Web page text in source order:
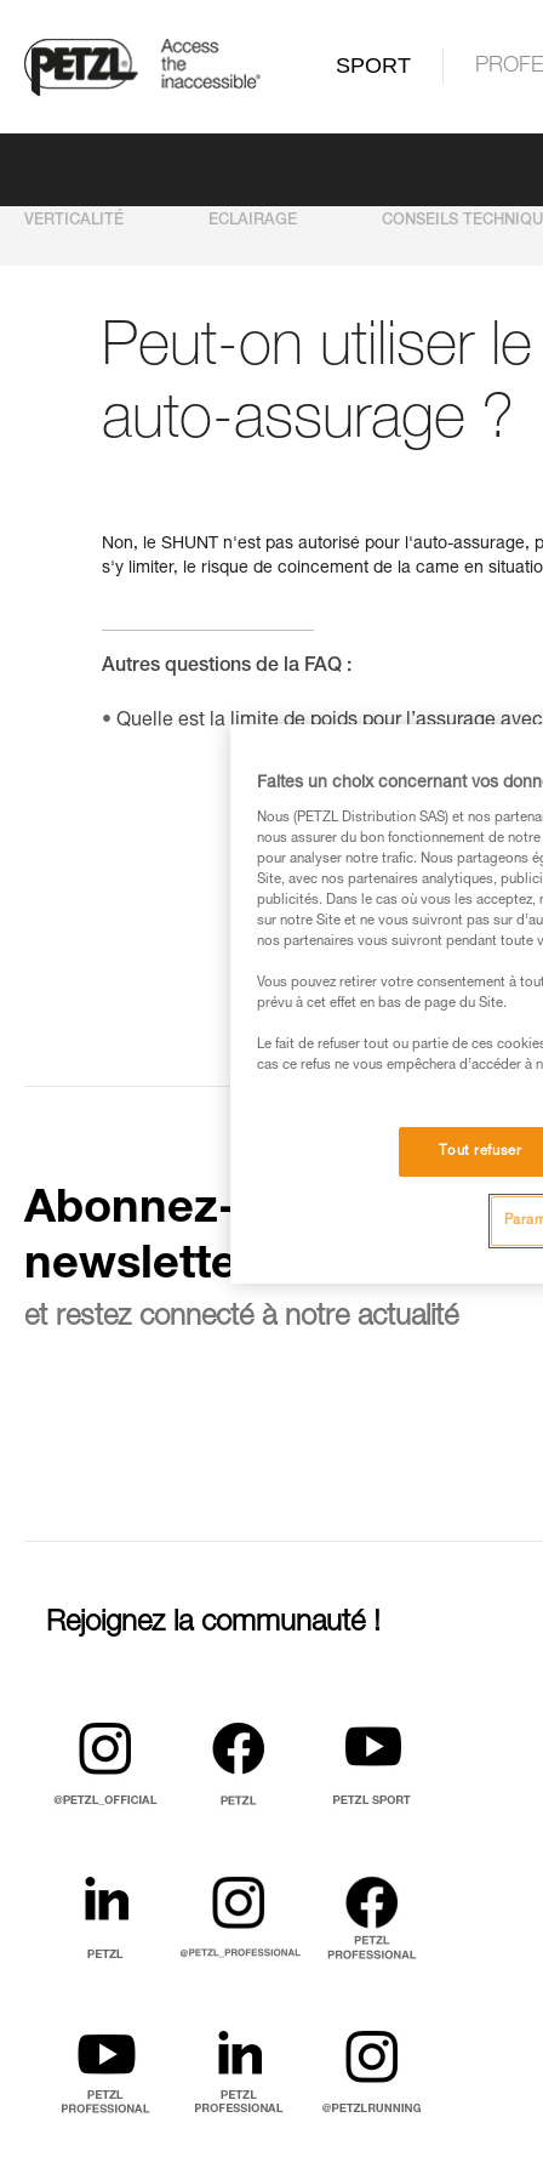
SPORT
VERTICALITÉ ECLAIRAGE CONSEILS
Peut-on utiliser
auto-assurage ?
Non, le SHUNT n'est pas autorisé pour l'auto-assurage,
s'y limiter, le risque de coincement de la came en
Autres questions de la FAQ :
Quelle est la limite de poids pour l’assurage
Abonnez-vous à la
newsletter
et restez connecté à notre actualité
Rejoignez la communauté !
Faites un choix concernant vos
Nous (PETZL Distribution SAS) et nos
nous assurer du bon fonctionnement de
pour analyser notre trafic. Nous partageons
Site, avec nos partenaires analytiques,
publicités. Dans le cas où vous les
sur notre Site et ne vous suivront pas sur
nos partenaires vous suivront pendant toute
Vous pouvez retirer votre consentement à
prévu à cet effet en bas de page du Site.
Le fait de refuser tout ou partie de ces
cas ce refus ne vous empêchera d’accéder à
Tout refuser